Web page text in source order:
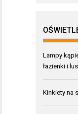
Lampy
łazienki i
Kinkiety na